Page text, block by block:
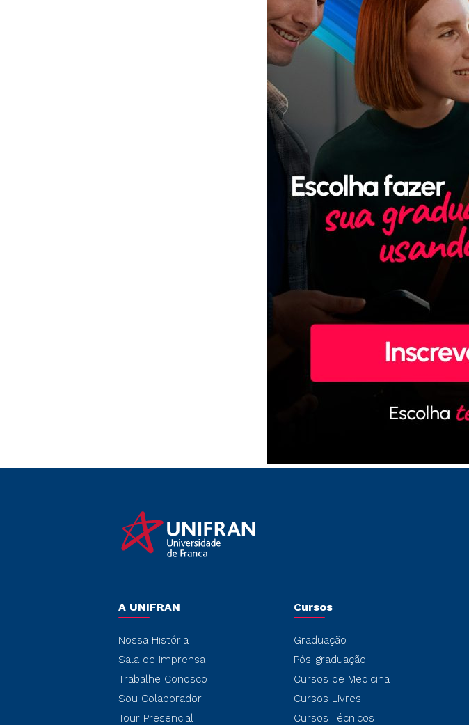
A UNIFRAN
Nossa História
Sala de Imprensa
Trabalhe Conosco
Sou Colaborador
Tour Presencial
Cursos
Graduação
Pós-graduação
Cursos de Medicina
Cursos Livres
Cursos Técnicos